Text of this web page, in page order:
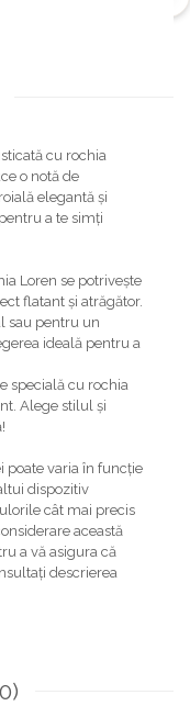
cu rochia
o notă de
elegantă și
a te simți
Loren se potrivește
flatant și atrăgător.
sau pentru un
ideală pentru a
specială cu rochia
Alege stilul și
poate varia în funcție
dispozitiv
cât mai precis
această
a vă asigura că
descrierea